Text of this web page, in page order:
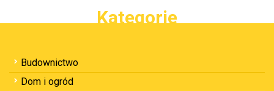
Kategorie
Budownictwo
Dom i ogród